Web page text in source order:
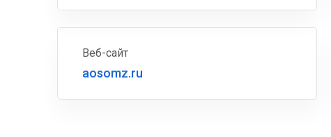
Веб-сайт
aosomz.ru